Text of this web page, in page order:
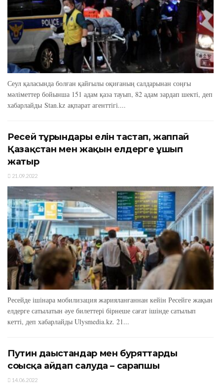
Сеул қаласында болған қайғылы оқиғаның салдарынан соңғы
мәліметтер бойынша 151 адам қаза тауып, 82 адам зардап шекті, деп
хабарлайды Stan.kz ақпарат агенттігі....
Ресей тұрғындары елін тастап, жаппай
Қазақстан мен жақын елдерге ұшып
жатыр
21.09.2022
Ресейде ішінара мобилизация жарияланғаннан кейін Ресейге жақын
елдерге сатылатын әуе билеттері бірнеше сағат ішінде сатылып
кетті, деп хабарлайды Ulysmedia.kz. 21...
Путин дағыстандар мен буряттарды
соғысқа айдап салуда – сарапшы
14.06.2022